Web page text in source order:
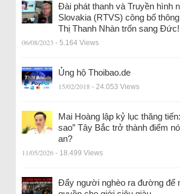
Đài phát thanh và Truyền hình
Slovakia (RTVS) công bố
Thị Thanh Nhàn trốn sang Đức!
06/08/2023 - 5.164 Views
Ủng hộ Thoibao.de
15/02/2018 - 24.053 Views
Mai Hoàng lập kỷ lục thăng
sao” Tây Bắc trở thành điểm
an?
11/05/2026 - 18.499 Views
Đẩy người nghèo ra đường để